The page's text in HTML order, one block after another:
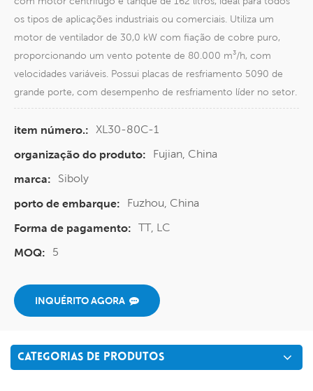
os tipos de aplicações industriais ou comerciais. Utiliza um
motor de ventilador de 30,0 kW com fiação de cobre puro,
proporcionando um vento potente de 80.000 m³/h, com
velocidades variáveis. Possui placas de resfriamento 5090 de
grande porte, com desempenho de resfriamento líder no setor.
item número.: XL30-80C-1
organização do produto:
Fujian, China
marca:
Siboly
porto de embarque:
Fuzhou, China
Forma de pagamento: TT, LC
MOQ:
5
INQUÉRITO AGORA
CATEGORIAS DE PRODUTOS